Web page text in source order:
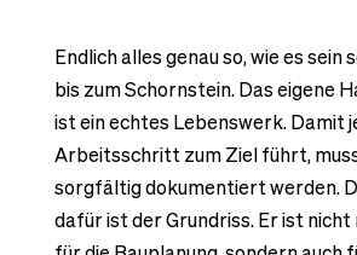
Endlich alles genau so, wie es sein
bis zum Schornstein. Das eigene
ist ein echtes Lebenswerk. Damit
Arbeitsschritt zum Ziel führt,
sorgfältig dokumentiert werden.
dafür ist der Grundriss. Er ist nicht